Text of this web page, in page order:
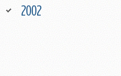
2002